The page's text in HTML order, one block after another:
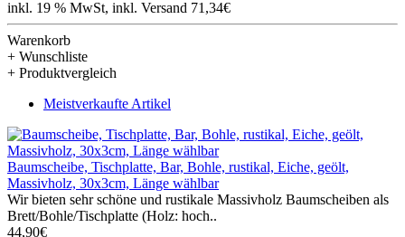
inkl. 19 % MwSt, inkl. Versand 71,34€
Warenkorb
+ Wunschliste
+ Produktvergleich
Meistverkaufte Artikel
Baumscheibe, Tischplatte, Bar, Bohle, rustikal, Eiche, geölt,
Massivholz, 30x3cm, Länge wählbar
Wir bieten sehr schöne und rustikale Massivholz Baumscheiben als
Brett/Bohle/Tischplatte (Holz: hoch..
44,90€